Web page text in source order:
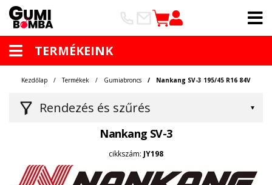
TERMÉKEINK
Rendezés és szűrés
Kezdőlap Termékek Gumiabroncs Nankang SV-3 195/45 R16 84V
Nankang SV-3
cikkszám: JY198